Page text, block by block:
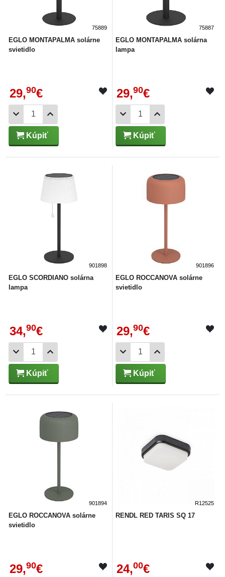
75889
EGLO MONTAPALMA solárne
svietidlo
29,90€
Kúpiť
75887
EGLO MONTAPALMA solárna
lampa
29,90€
Kúpiť
901898
EGLO SCORDIANO solárna
lampa
34,90€
Kúpiť
901896
EGLO ROCCANOVA solárne
svietidlo
29,90€
Kúpiť
901894
EGLO ROCCANOVA solárne
svietidlo
29,90€
R12525
RENDL RED TARIS SQ 17
24,00€